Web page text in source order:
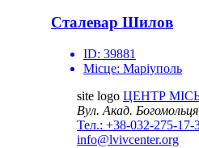
Сталевар Шилов
ID: 39881
Місце: Маріуполь
site logo ЦЕНТР
Вул. Акад.
Тел.: +38-032-275-17-
info@lvivcenter.org